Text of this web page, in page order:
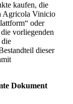
kaufen, die
Agricola Vinicio
oder
vorliegenden
die
dieser
Dokument